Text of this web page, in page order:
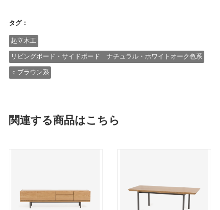
タグ：
起立木工
リビングボード・サイドボード ナチュラル・ホワイトオーク色系
ｃブラウン系
関連する商品はこちら